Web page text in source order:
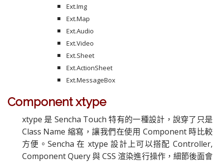
Ext.Img
Ext.Map
Ext.Audio
Ext.Video
Ext.Sheet
Ext.ActionSheet
Ext.MessageBox
Component xtype
xtype 是 Sencha Touch 特有的一種設計，說穿了只是
Class Name 縮寫，讓我們在使用 Component 時比較
方便。Sencha 在 xtype 設計上可以搭配 Controller,
Component Query 與 CSS 渲染進行操作，細節後面會